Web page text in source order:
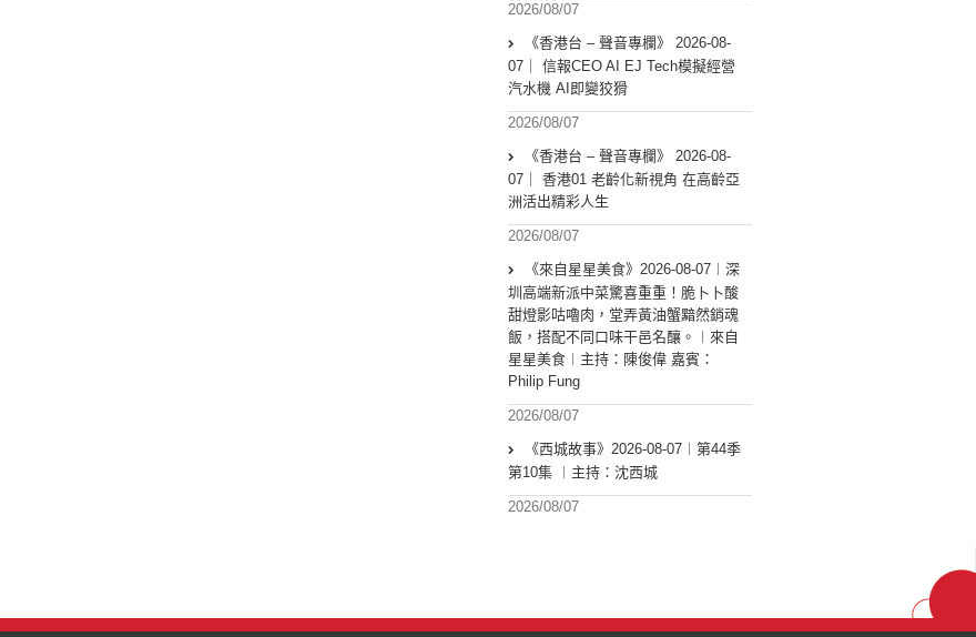
2026/08/07
《香港台 – 聲音專欄》 2026-08-
07｜ 信報CEO AI EJ Tech模擬經營
汽水機 AI即變狡猾
2026/08/07
《香港台 – 聲音專欄》 2026-08-
07｜ 香港01 老齡化新視角 在高齡亞
洲活出精彩人生
2026/08/07
《來自星星美食》2026-08-07︱深
圳高端新派中菜驚喜重重！脆卜卜酸
甜燈影咕嚕肉，堂弄黃油蟹黯然銷魂
飯，搭配不同口味干邑名釀。︱來自
星星美食︱主持：陳俊偉 嘉賓：
Philip Fung
2026/08/07
《西城故事》2026-08-07︱第44季
第10集 ︱主持：沈西城
2026/08/07